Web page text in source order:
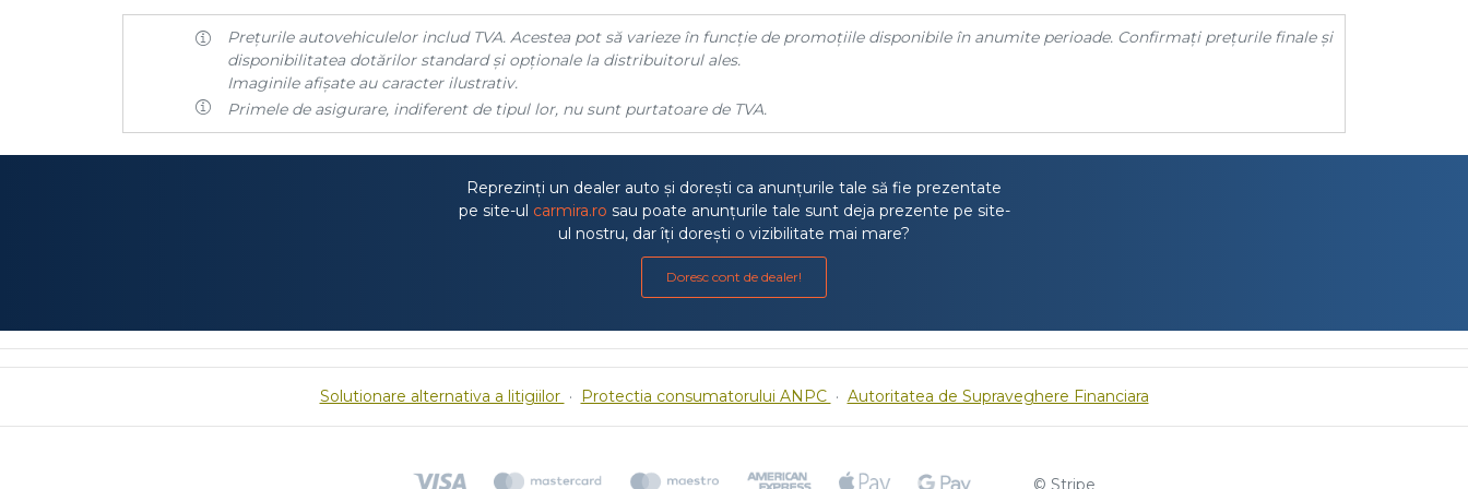
Prețurile autovehiculelor includ TVA. Acestea pot să varieze în funcție de promoțiile disponibile în anumite perioade. Confirmați prețurile finale și
disponibilitatea dotărilor standard și opționale la distribuitorul ales.
Imaginile afișate au caracter ilustrativ.
Primele de asigurare, indiferent de tipul lor, nu sunt purtatoare de TVA.
Reprezinți un dealer auto și dorești ca anunțurile tale să fie prezentate
pe site-ul carmira.ro sau poate anunțurile tale sunt deja prezente pe site-
ul nostru, dar îți dorești o vizibilitate mai mare?
Doresc cont de dealer!
Solutionare alternativa a litigiilor · Protectia consumatorului ANPC · Autoritatea de Supraveghere Financiara
© Stripe